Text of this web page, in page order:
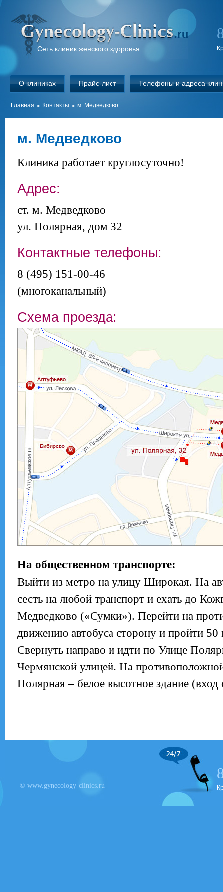
Сеть клиник женского здоровья
О клиниках Прайс-лист Телефоны и адреса
Главная Контакты м. Медведково
м. Медведково
Клиника работает круглосуточно!
Адрес:
ст. м. Медведково
ул. Полярная, дом 32
Контактные телефоны:
8 (495) 151-00-46
(многоканальный)
Схема проезда:
На общественном транспорте:
Выйти из метро на улицу Широкая. На
сесть на любой транспорт и ехать до
Медведково («Сумки»). Перейти на
движению автобуса сторону и пройти 50
Свернуть направо и идти по Улице
Чермянской улицей. На
Полярная – белое высотное здание (вход
© www.gynecology-clinics.ru